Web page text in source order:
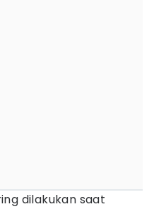
dilakukan saat